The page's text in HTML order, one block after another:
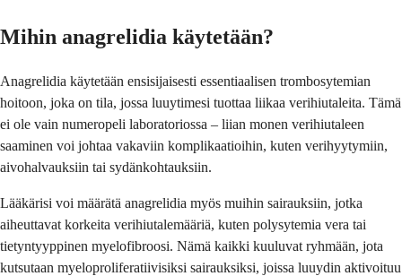
Mihin anagrelidia käytetään?
Anagrelidia käytetään ensisijaisesti essentiaalisen trombosytemian
hoitoon, joka on tila, jossa luuytimesi tuottaa liikaa verihiutaleita. Tämä
ei ole vain numeropeli laboratoriossa – liian monen verihiutaleen
saaminen voi johtaa vakaviin komplikaatioihin, kuten verihyytymiin,
aivohalvauksiin tai sydänkohtauksiin.
Lääkärisi voi määrätä anagrelidia myös muihin sairauksiin, jotka
aiheuttavat korkeita verihiutalemääriä, kuten polysytemia vera tai
tietyntyyppinen myelofibroosi. Nämä kaikki kuuluvat ryhmään, jota
kutsutaan myeloproliferatiivisiksi sairauksiksi, joissa luuydin aktivoituu